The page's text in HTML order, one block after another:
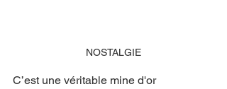
NOSTALGIE
C’est une véritable mine d'or